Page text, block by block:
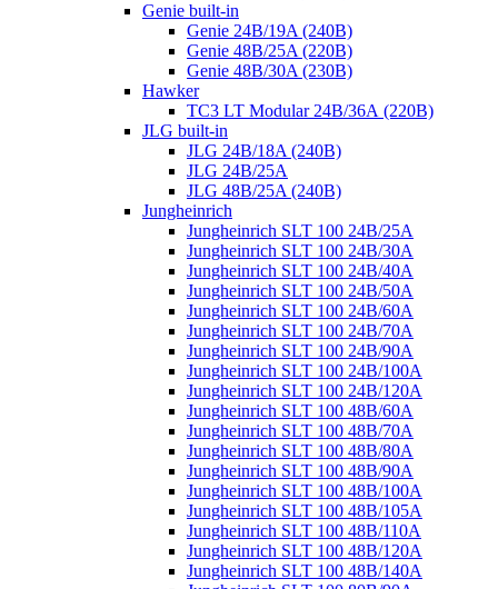
Genie built-in
Genie 24B/19A (240B)
Genie 48B/25A (220B)
Genie 48B/30A (230B)
Hawker
TC3 LT Modular 24В/36А (220B)
JLG built-in
JLG 24B/18A (240B)
JLG 24B/25A
JLG 48B/25A (240B)
Jungheinrich
Jungheinrich SLT 100 24B/25A
Jungheinrich SLT 100 24B/30A
Jungheinrich SLT 100 24B/40A
Jungheinrich SLT 100 24B/50A
Jungheinrich SLT 100 24B/60A
Jungheinrich SLT 100 24B/70A
Jungheinrich SLT 100 24B/90A
Jungheinrich SLT 100 24B/100A
Jungheinrich SLT 100 24B/120A
Jungheinrich SLT 100 48B/60A
Jungheinrich SLT 100 48B/70A
Jungheinrich SLT 100 48B/80A
Jungheinrich SLT 100 48B/90A
Jungheinrich SLT 100 48B/100A
Jungheinrich SLT 100 48B/105A
Jungheinrich SLT 100 48B/110A
Jungheinrich SLT 100 48B/120A
Jungheinrich SLT 100 48B/140A